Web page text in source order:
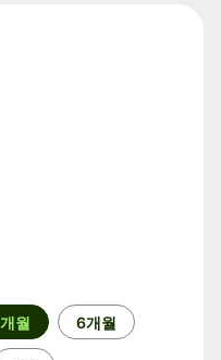
월 6개월